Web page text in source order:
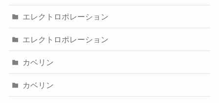
エレクトロポレーション
エレクトロポレーション
カベリン
カベリン